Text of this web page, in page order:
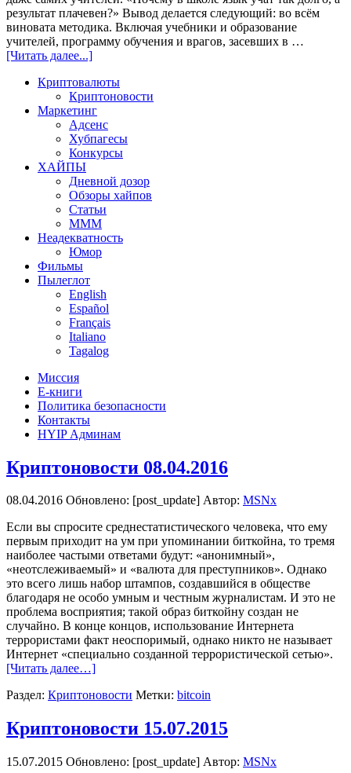
результат плачевен?» Вывод делается следующий: во всём
виновата методика. Включая учебники и образование
учителей, программу обучения и врагов, засевших в …
[Читать далее...]
Криптовалюты
Криптоновости
Маркетинг
Адсенс
Хубпагесы
Конкурсы
ХАЙПЫ
Дневной дозор
Обзоры хайпов
Статьи
МММ
Неадекватность
Юмор
Фильмы
Пылеглот
English
Español
Français
Italiano
Tagalog
Миссия
Е-книги
Политика безопасности
Контакты
HYIP Админам
Криптоновости 08.04.2016
08.04.2016 Обновлено: [post_update] Автор: MSNx
Если вы спросите среднестатистического человека, что ему
первым приходит на ум при упоминании биткойна, то тремя
наиболее частыми ответами будут: «анонимный»,
«неотслеживаемый» и «валюта для преступников». Однако
это всего лишь набор штампов, создавшийся в обществе
благодаря не особо умным и честным журналистам. И это не
проблема восприятия; такой образ биткойну создан не
случайно. В конце концов, использование Интернета
террористами факт неоспоримый, однако никто не называет
Интернет «специально созданной террористической сетью».
[Читать далее…]
Раздел: Криптоновости Метки: bitcoin
Криптоновости 15.07.2015
15.07.2015 Обновлено: [post_update] Автор: MSNx